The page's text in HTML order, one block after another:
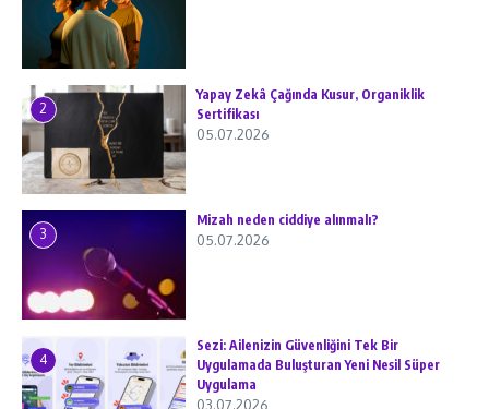
2
Yapay Zekâ Çağında Kusur, Organiklik
Sertifikası
05.07.2026
3
Mizah neden ciddiye alınmalı?
05.07.2026
4
Sezi: Ailenizin Güvenliğini Tek Bir
Uygulamada Buluşturan Yeni Nesil Süper
Uygulama
03.07.2026